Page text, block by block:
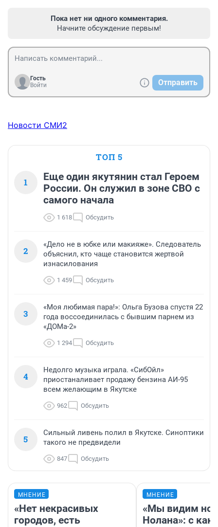
Пока нет ни одного комментария.
Начните обсуждение первым!
Гость
Войти
Отправить
Новости СМИ2
ТОП 5
1
Еще один якутянин стал Героем
России. Он служил в зоне СВО с
самого начала
1 618 Обсудить
2
«Дело не в юбке или макияже». Следователь
объяснил, кто чаще становится жертвой
изнасилования
1 459 Обсудить
3
«Моя любимая пара!»: Ольга Бузова спустя 22
года воссоединилась с бывшим парнем из
«ДОМа-2»
1 294 Обсудить
4
Недолго музыка играла. «СибОйл»
приостаналивает продажу бензина АИ-95
всем желающим в Якутске
962 Обсудить
5
Сильный ливень полил в Якутске. Синоптики
такого не предвидели
847 Обсудить
МНЕНИЕ
«Нет некрасивых
городов, есть
МНЕНИЕ
«Мы видим
Нолана»: с